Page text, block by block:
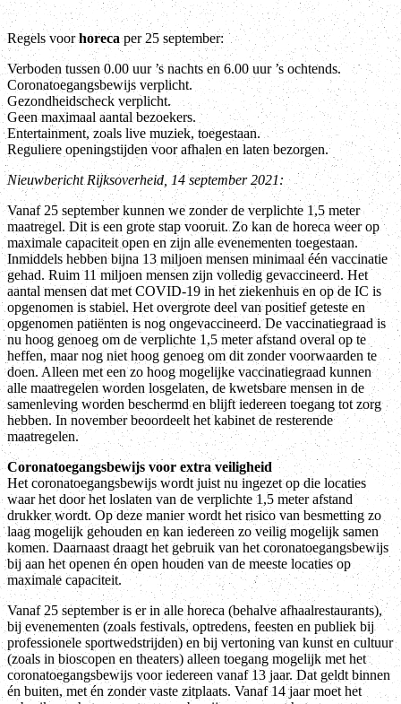
Regels voorhorecaper 25 september:
Verboden tussen 0.00 uur ’s nachts en 6.00 uur ’s ochtends.
Coronatoegangsbewijs verplicht.
Gezondheidscheck verplicht.
Geen maximaal aantal bezoekers.
Entertainment, zoals live muziek, toegestaan.
Reguliere openingstijden voor afhalen en laten bezorgen.
Nieuwbericht Rijksoverheid, 14 september 2021:
Vanaf 25 september kunnen we zonder de verplichte 1,5 meter
maatregel. Dit is een grote stap vooruit. Zo kan de horeca weer op
maximale capaciteit open en zijn alle evenementen toegestaan.
Inmiddels hebben bijna 13 miljoen mensen minimaal één vaccinatie
gehad. Ruim 11 miljoen mensen zijn volledig gevaccineerd. Het
aantal mensen dat met COVID-19 in het ziekenhuis en op de IC is
opgenomen is stabiel. Het overgrote deel van positief geteste en
opgenomen patiënten is nog ongevaccineerd. De vaccinatiegraad is
nu hoog genoeg om de verplichte 1,5 meter afstand overal op te
heffen, maar nog niet hoog genoeg om dit zonder voorwaarden te
doen. Alleen met een zo hoog mogelijke vaccinatiegraad kunnen
alle maatregelen worden losgelaten, de kwetsbare mensen in de
samenleving worden beschermd en blijft iedereen toegang tot zorg
hebben. In november beoordeelt het kabinet de resterende
maatregelen.
Coronatoegangsbewijs voor extra veiligheid
Het coronatoegangsbewijs wordt juist nu ingezet op die locaties
waar het door het loslaten van de verplichte 1,5 meter afstand
drukker wordt. Op deze manier wordt het risico van besmetting zo
laag mogelijk gehouden en kan iedereen zo veilig mogelijk samen
komen. Daarnaast draagt het gebruik van het coronatoegangsbewijs
bij aan het openen én open houden van de meeste locaties op
maximale capaciteit.
Vanaf 25 september is er in alle horeca (behalve afhaalrestaurants),
bij evenementen (zoals festivals, optredens, feesten en publiek bij
professionele sportwedstrijden) en bij vertoning van kunst en cultuur
(zoals in bioscopen en theaters) alleen toegang mogelijk met het
coronatoegangsbewijs voor iedereen vanaf 13 jaar. Dat geldt binnen
én buiten, met én zonder vaste zitplaats. Vanaf 14 jaar moet het